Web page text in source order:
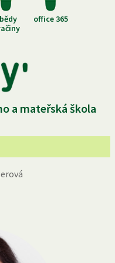
office 365
a mateřská škola